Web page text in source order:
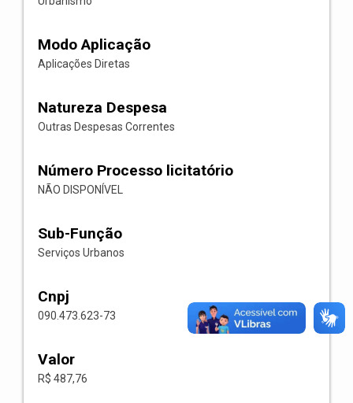
Modo Aplicação
Aplicações Diretas
Natureza Despesa
Outras Despesas Correntes
Número Processo licitatório
NÃO DISPONÍVEL
Sub-Função
Serviços Urbanos
Cnpj
090.473.623-73
Valor
R$ 487,76